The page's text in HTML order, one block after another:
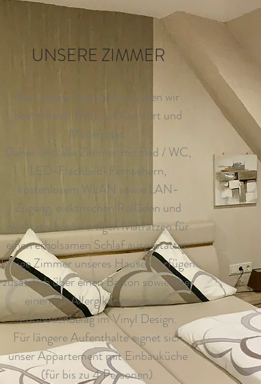
UNSERE ZIMMER
Bei unserer Ausstattung legen wir
besonderen Wert auf Komfort und
Modernität.
Daher sind alle Zimmer mit Bad / WC,
LED-Flachbild-Fernsehern,
kostenlosem WLAN sowie LAN-
Zugang, elektrischen Rolläden und
qualitativ hochwertigen Matratzen für
einen erholsamen Schlaf ausgestattet.
Einige Zimmer unseres Hauses verfügen
zusätzlich über einen Balkon sowie über
einen für Allergiker geeigneten
Fußbodenbelag im Vinyl Design.
Für längere Aufenthalte eignet sich
unser Appartement mit Einbauküche
(für bis zu 4 Personen).